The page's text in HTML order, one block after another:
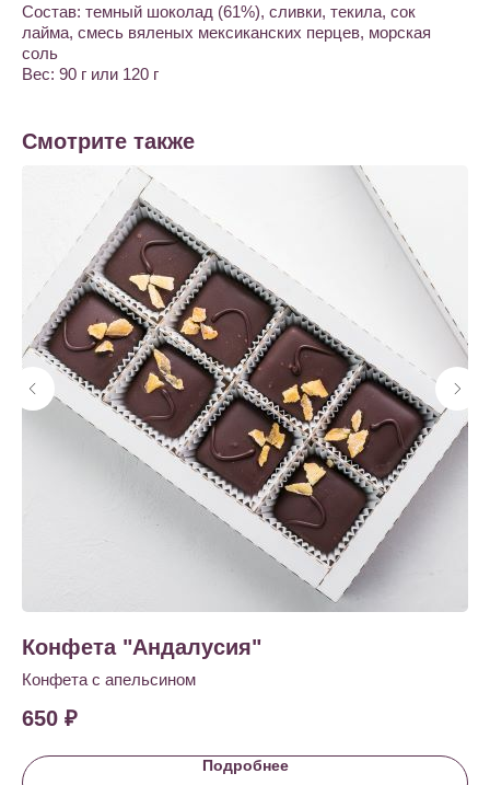
Состав: темный шоколад (61%), сливки, текила, сок
лайма, смесь вяленых мексиканских перцев, морская
соль
Вес: 90 г или 120 г
Смотрите также
Конфета "Андалусия"
Конфета с апельсином
650 ₽
Подробнее